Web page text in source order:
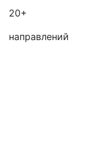
20+
направлений